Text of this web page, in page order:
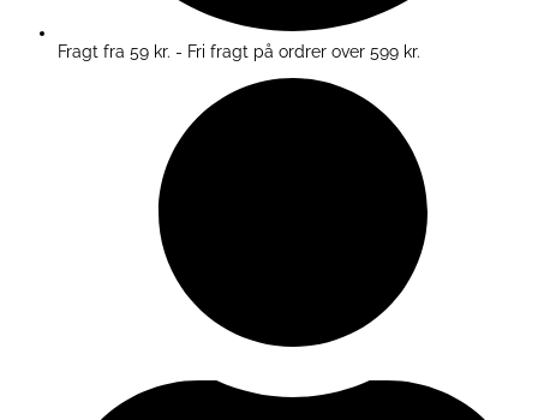
Fragt fra 59 kr. - Fri fragt på ordrer over 599 kr.